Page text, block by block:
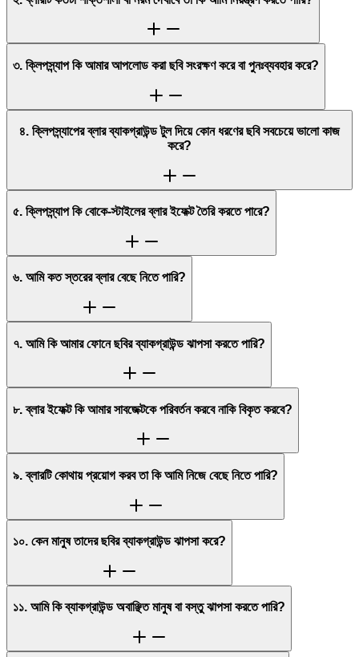
৩. ক্লিপস্ন্যাপ কি আমার আপলোড করা ছবি সংরক্ষণ করে বা পুনঃব্যবহার করে?
৪. ক্লিপস্ন্যাপের ব্লার ব্যাকগ্রাউন্ড টুল দিয়ে কোন ধরণের ছবি সবচেয়ে ভালো কাজ
করে?
৫. ক্লিপস্ন্যাপ কি বোকে-স্টাইলের ব্লার ইফেক্ট তৈরি করতে পারে?
৬. আমি কত স্তরের ব্লার বেছে নিতে পারি?
৭. আমি কি আমার ফোনে ছবির ব্যাকগ্রাউন্ড ঝাপসা করতে পারি?
৮. ব্লার ইফেক্ট কি আমার সাবজেক্টকে পরিবর্তন করবে নাকি বিকৃত করবে?
৯. ব্লারটি কোথায় প্রয়োগ করব তা কি আমি নিজে বেছে নিতে পারি?
১০. কেন মানুষ তাদের ছবির ব্যাকগ্রাউন্ড ঝাপসা করে?
১১. আমি কি ব্যাকগ্রাউন্ড অবাঞ্ছিত মানুষ বা বস্তু ঝাপসা করতে পারি?